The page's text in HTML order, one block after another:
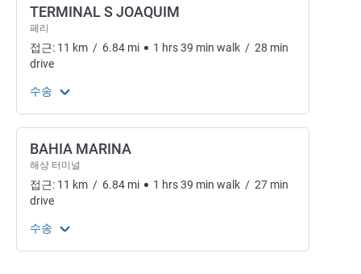
TERMINAL S JOAQUIM
페리
접근: 11 km / 6.84 mi 1 hrs39 min walk / 28 min
drive
수송
BAHIA MARINA
해상 터미널
접근: 11 km / 6.84 mi 1 hrs39 min walk / 27 min
drive
수송